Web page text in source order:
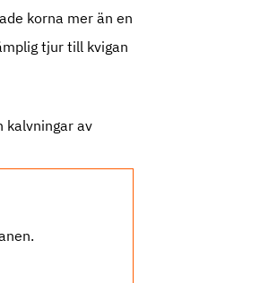
korna mer än en
tjur till kvigan
kalvningar av